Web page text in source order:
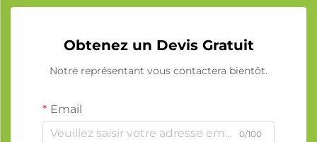
Obtenez un Devis Gratuit
Notre représentant vous contactera bientôt.
Email
0/100